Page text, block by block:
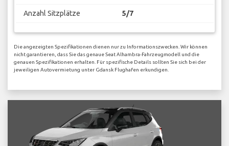
Anzahl Sitzplätze 5/7
Die angezeigten Spezifikationen dienen nur zu Informationszwecken. Wir können
nicht garantieren, dass Sie das genaue Seat Alhambra-Fahrzeugmodell und die
genauen Spezifikationen erhalten. Für spezifische Details sollten Sie sich bei der
jeweiligen Autovermietung unter Gdansk Flughafen erkundigen.